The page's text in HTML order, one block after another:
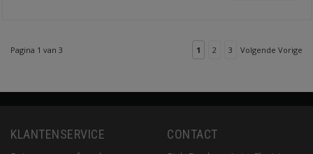
Pagina 1 van 3 1 2 3 Volgende Vorige
KLANTENSERVICE CONTACT